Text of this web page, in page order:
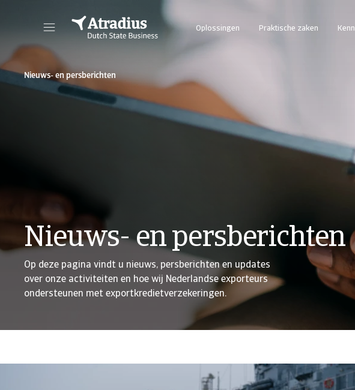
Oplossingen Praktische zaken
Nieuws- en persberichten
Nieuws- en persberichten
Op deze pagina vindt u nieuws, persberichten en updates
over onze activiteiten en hoe wij Nederlandse exporteurs
ondersteunen met exportkredietverzekeringen.